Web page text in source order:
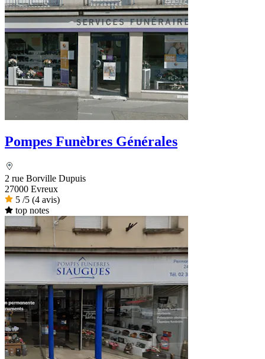
Pompes Funèbres Générales
2 rue Borville Dupuis
27000 Evreux
5 /5 (4 avis)
top notes